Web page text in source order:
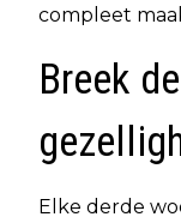
compleet
Breek
Elke derde